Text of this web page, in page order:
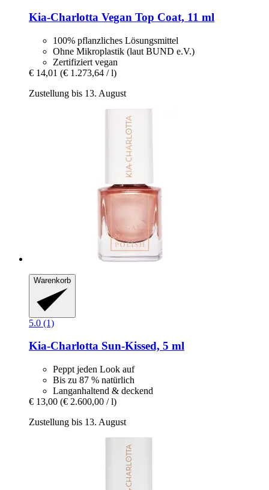
Kia-Charlotta Vegan Top Coat, 11 ml
100% pflanzliches Lösungsmittel
Ohne Mikroplastik (laut BUND e.V.)
Zertifiziert vegan
€ 14,01 (€ 1.273,64 / l)
Zustellung bis 13. August
Warenkorb
5.0 (1)
Kia-Charlotta Sun-​Kissed, 5 ml
Peppt jeden Look auf
Bis zu 87 % natürlich
Langanhaltend & deckend
€ 13,00 (€ 2.600,00 / l)
Zustellung bis 13. August